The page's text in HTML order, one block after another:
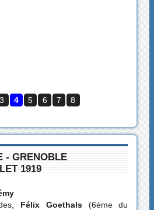
3 4 5 6 7 8
- GRENOBLE
1919
Félix Goethals(6ème du